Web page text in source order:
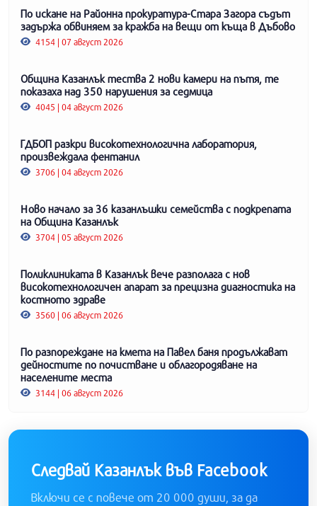
По искане на Районна прокуратура-Стара Загора съдът
задържа обвиняем за кражба на вещи от къща в Дъбово
4154 | 07 август 2026
Община Казанлък тества 2 нови камери на пътя, те
показаха над 350 нарушения за седмица
4045 | 04 август 2026
ГДБОП разкри високотехнологична лаборатория,
произвеждала фентанил
3706 | 04 август 2026
Ново начало за 36 казанлъшки семейства с подкрепата
на Община Казанлък
3704 | 05 август 2026
Поликлиниката в Казанлък вече разполага с нов
високотехнологичен апарат за прецизна диагностика на
костното здраве
3560 | 06 август 2026
По разпореждане на кмета на Павел баня продължават
дейностите по почистване и облагородяване на
населените места
3144 | 06 август 2026
Следвай Казанлък във Facebook
Включи се с повече от 20 000 души, за да